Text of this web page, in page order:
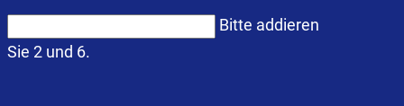
Bitte addieren
Sie 2 und 6.